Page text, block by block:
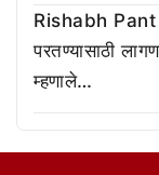
Rishabh Pant
परतण्यासाठी
म्हणाले…